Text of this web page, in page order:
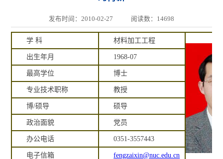
发布时间：2010-02-27 阅读数： 14698
学 科 材料加工工程
出生年月 1968-07
最高学位 博士
专业技术职称 教授
博/硕导 硕导
政治面貌 党员
办公电话 0351-3557443
电子信箱 fengzaixin@nuc.edu.cn